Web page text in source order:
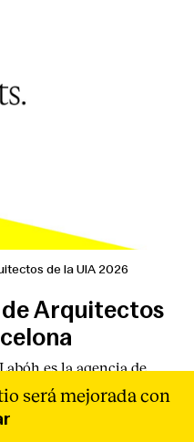
de la UIA 2026
Arquitectos
es la agencia de
y diseñar la difusión
de la UIA 2026
sociales y eventos.
será mejorada con